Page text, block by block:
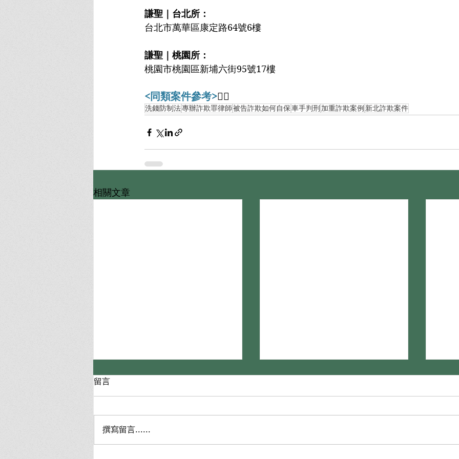
謙聖｜台北所：
台北市萬華區康定路64號6樓
謙聖｜桃園所：
桃園市桃園區新埔六街95號17樓
<同類案件參考>👇🏻
洗錢防制法專辦詐欺罪律師被告詐欺如何自保車手判刑 加重詐欺案例 新北詐欺案件
相關文章
留言
撰寫留言......